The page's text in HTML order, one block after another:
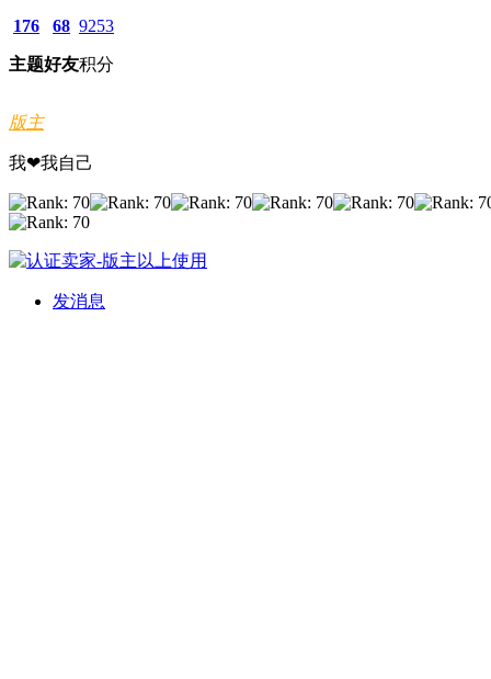
176
主题
68
好友
9253
积分
版主
我❤我自己
发消息